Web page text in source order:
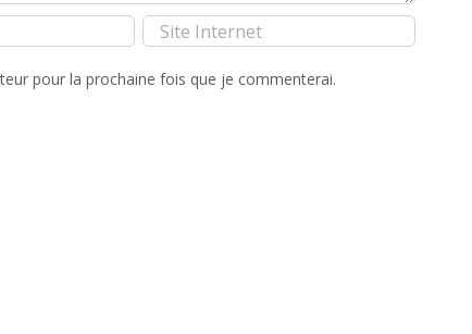
pour la prochaine fois que je commenterai.